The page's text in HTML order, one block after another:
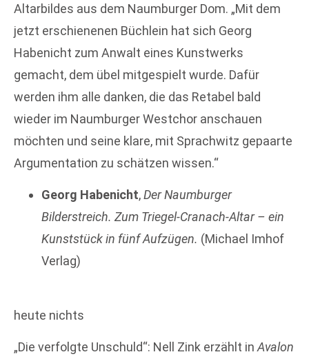
Altarbildes aus dem Naumburger Dom. „Mit dem
jetzt erschienenen Büchlein hat sich Georg
Habenicht zum Anwalt eines Kunstwerks
gemacht, dem übel mitgespielt wurde. Dafür
werden ihm alle danken, die das Retabel bald
wieder im Naumburger Westchor anschauen
möchten und seine klare, mit Sprachwitz gepaarte
Argumentation zu schätzen wissen.“
Georg Habenicht,Der Naumburger
Bilderstreich. Zum Triegel-Cranach-Altar – ein
Kunststück in fünf Aufzügen. (Michael Imhof
Verlag)
heute nichts
„Die verfolgte Unschuld“: Nell Zink erzählt in Avalon